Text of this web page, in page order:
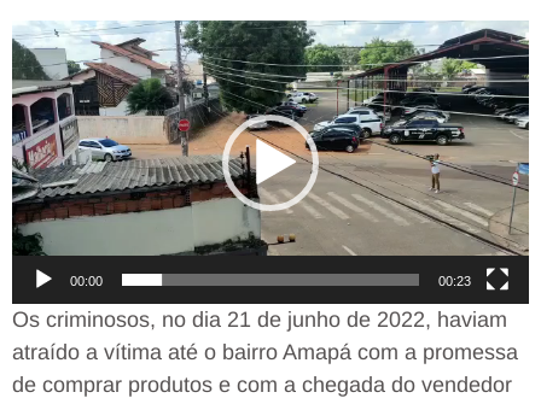
Tocador
de
vídeo
00:00 00:23
Os criminosos, no dia 21 de junho de 2022, haviam
atraído a vítima até o bairro Amapá com a promessa
de comprar produtos e com a chegada do vendedor